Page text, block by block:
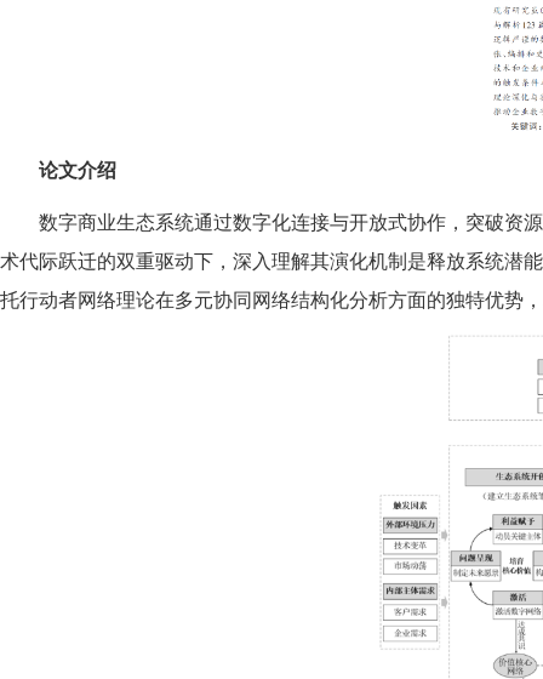
论文介绍
数字商业生态系统通过数字化连接与开放式协作，突破资
术代际跃迁的双重驱动下，深入理解其演化机制是释放系统潜
托行动者网络理论在多元协同网络结构化分析方面的独特优势